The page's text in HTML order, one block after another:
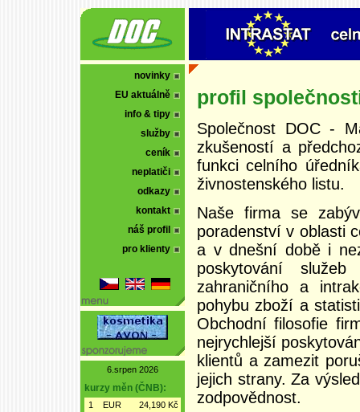
novinky
EU aktuálně
info & tipy
služby
ceník
neplatiči
odkazy
kontakt
náš profil
pro klienty
6.srpen 2026
kurzy měn (ČNB):
1 EUR
24,190 Kč
profil
Společnost DOC -
zkušeností a
funkci celního
živnostenského listu.
Naše firma se
poradenství v oblasti
a v dnešní době i
poskytování
zahraničního a
pohybu zboží a
Obchodní filosofie
nejrychlejší
klientů a zamezit
jejich strany. Za
zodpovědnost.